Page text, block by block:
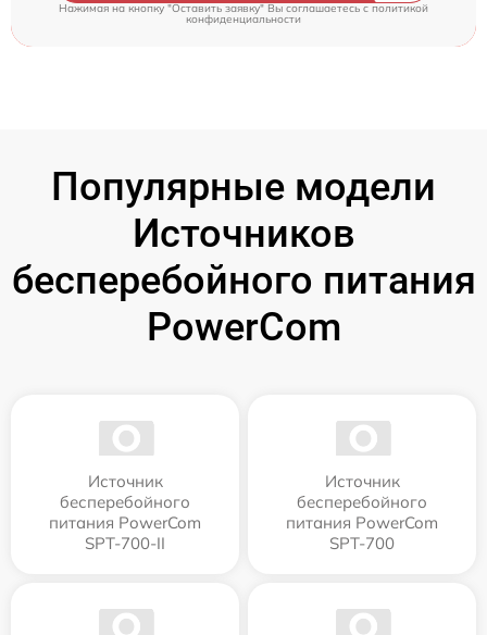
Нажимая на кнопку "Оставить заявку" Вы соглашаетесь cполитикой
конфиденциальности
Популярные модели
Источников
бесперебойного питания
PowerCom
Источник
бесперебойного
питания PowerCom
SPT-700-II
Источник
бесперебойного
питания PowerCom
SPT-700